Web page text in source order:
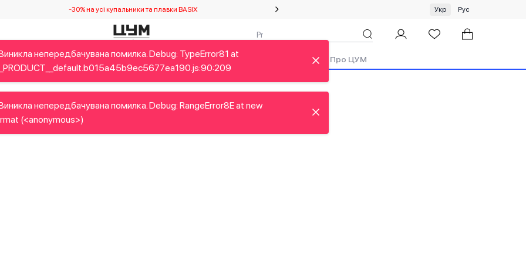
-30% на усі купальники та плавки BASIX Спеціальна пропозиція на одяг та хустки ЦУМ by GUNIA
Укр Рус
Home&Gifts Українські дизайнери Краса Аутлет Про ЦУМ
непередбачувана помилка. Debug: TypeError81 at
непередбачувана помилка. Debug: RangeError8E at new
(<anonymous>)